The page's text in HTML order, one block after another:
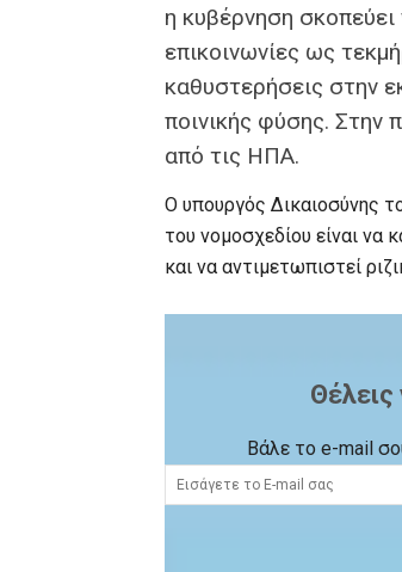
η κυβέρνηση σκοπεύει
επικοινωνίες ως
καθυστερήσεις στην
ποινικής φύσης. Στην
από τις ΗΠΑ.
Ο υπουργός Δικαιοσύνης
του νομοσχεδίου είναι να
και να αντιμετωπιστεί
Βάλε το e-mail